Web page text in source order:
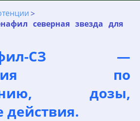
северная звезда для
СЗ —
по
дозы,
действия.